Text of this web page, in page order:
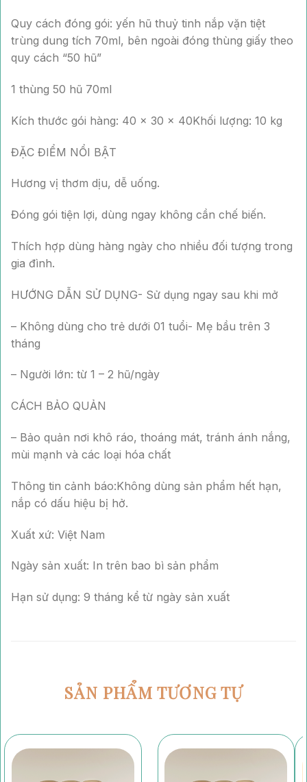
Quy cách đóng gói: yến hũ thuỷ tinh nắp vặn tiệt
trùng dung tích 70ml, bên ngoài đóng thùng giấy theo
quy cách “50 hũ”
1 thùng 50 hũ 70ml
Kích thước gói hàng: 40 x 30 x 40Khối lượng: 10 kg
ĐẶC ĐIỂM NỔI BẬT
Hương vị thơm dịu, dễ uống.
Đóng gói tiện lợi, dùng ngay không cần chế biến.
Thích hợp dùng hàng ngày cho nhiều đối tượng trong
gia đình.
HƯỚNG DẪN SỬ DỤNG- Sử dụng ngay sau khi mở
– Không dùng cho trẻ dưới 01 tuổi- Mẹ bầu trên 3
tháng
– Người lớn: từ 1 – 2 hũ/ngày
CÁCH BẢO QUẢN
– Bảo quản nơi khô ráo, thoáng mát, tránh ánh nắng,
mùi mạnh và các loại hóa chất
Thông tin cảnh báo:Không dùng sản phẩm hết hạn,
nắp có dấu hiệu bị hở.
Xuất xứ: Việt Nam
Ngày sản xuất: In trên bao bì sản phẩm
Hạn sử dụng: 9 tháng kể từ ngày sản xuất
SẢN PHẨM TƯƠNG TỰ